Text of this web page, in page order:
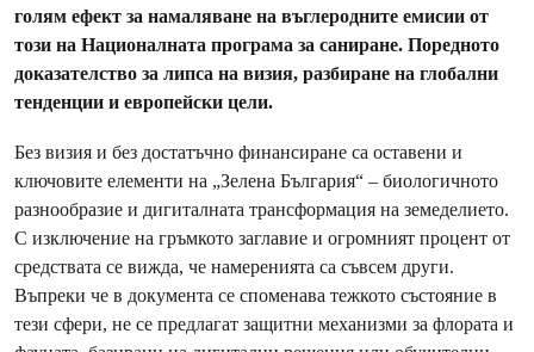
голям ефект за намаляване на въглеродните емисии от
този на Националната програма за саниране. Поредното
доказателство за липса на визия, разбиране на глобални
тенденции и европейски цели.
Без визия и без достатъчно финансиране са оставени и
ключовите елементи на „Зелена България“ – биологичното
разнообразие и дигиталната трансформация на земеделието.
С изключение на гръмкото заглавие и огромният процент от
средствата се вижда, че намеренията са съвсем други.
Въпреки че в документа се споменава тежкото състояние в
тези сфери, не се предлагат защитни механизми за флората и